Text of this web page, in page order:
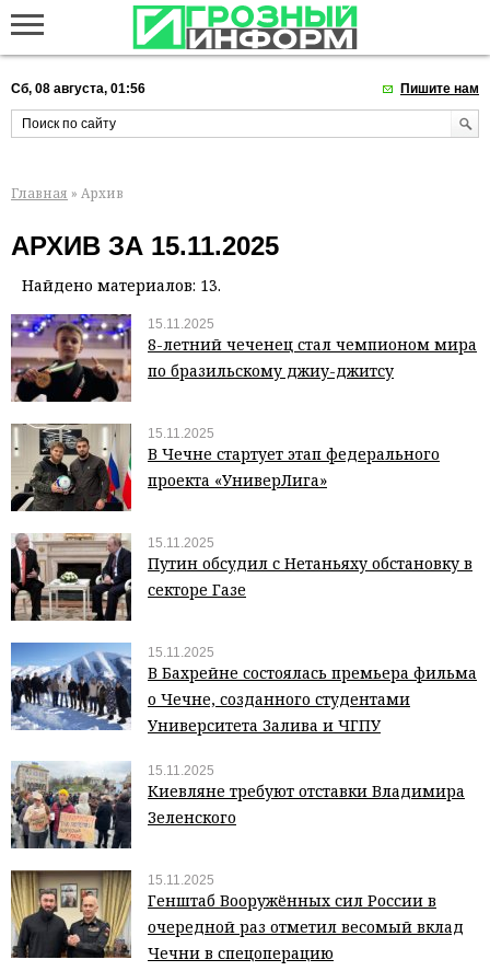
Сб, 08 августа, 01:56 Пишите нам
Главная » Архив
АРХИВ ЗА 15.11.2025
Найдено материалов: 13.
15.11.2025
8-летний чеченец стал чемпионом мира
по бразильскому джиу-джитсу
15.11.2025
В Чечне стартует этап федерального
проекта «УниверЛига»
15.11.2025
Путин обсудил с Нетаньяху обстановку в
секторе Газе
15.11.2025
В Бахрейне состоялась премьера фильма
о Чечне, созданного студентами
Университета Залива и ЧГПУ
15.11.2025
Киевляне требуют отставки Владимира
Зеленского
15.11.2025
Генштаб Вооружённых сил России в
очередной раз отметил весомый вклад
Чечни в спецоперацию